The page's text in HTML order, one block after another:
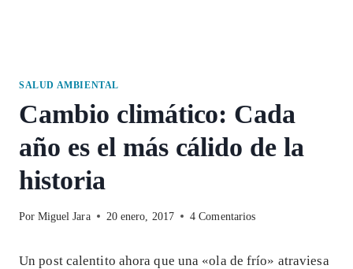
SALUD AMBIENTAL
Cambio climático: Cada
año es el más cálido de la
historia
Por Miguel Jara 20 enero, 2017 4 Comentarios
Un post calentito ahora que una «ola de frío» atraviesa